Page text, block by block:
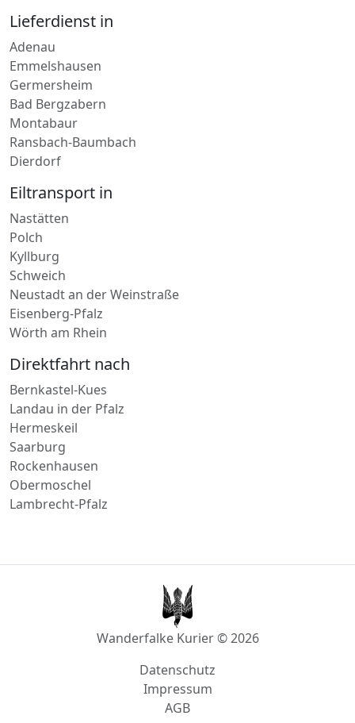
Emmelshausen
Germersheim
Bad Bergzabern
Montabaur
Ransbach-Baumbach
Dierdorf
Eiltransport in
Polch
Kyllburg
Schweich
Neustadt an der Weinstraße
Eisenberg-Pfalz
Wörth am Rhein
Direktfahrt nach
Landau in der Pfalz
Hermeskeil
Saarburg
Rockenhausen
Obermoschel
Lambrecht-Pfalz
Wanderfalke Kurier © 2026
Datenschutz
AGB
info@wanderfalke-kurier.de